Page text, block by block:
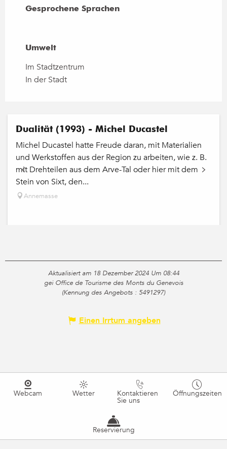
Gesprochene Sprachen
Gesprochene Sprachen
Umwelt
Umwelt
Im Stadtzentrum
In der Stadt
Dualität (1993) - Michel Ducastel
Michel Ducastel hatte Freude daran, mit Materialien
und Werkstoffen aus der Region zu arbeiten, wie z. B.
mit Drehteilen aus dem Arve-Tal oder hier mit dem
Stein von Sixt, den...
Annemasse
Aktualisiert am 18 Dezember 2024 Um 08:44
gei Office de Tourisme des Monts du Genevois
(Kennung des Angebots : 5491297)
Einen Irrtum angeben
Webcam Wetter Kontaktieren
Sie uns
Öffnungszeiten
Reservierung